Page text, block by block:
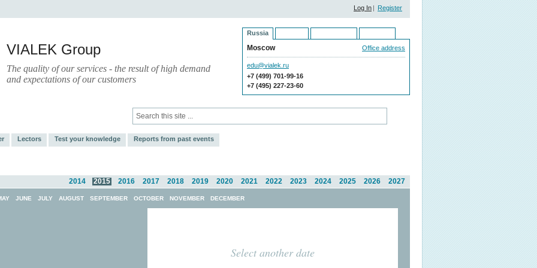
VIALEK Group
The quality of our services - the result of high demand
and expectations of our customers
Log In | Register
Russia
Moscow Office address
edu@vialek.ru
+7 (499) 701-99-16
+7 (495) 227-23-60
Lectors Test your knowledge Reports from past events
2027
2026
2025
2024
2023
2022
2021
2020
2019
2018
2017
2016
2015
2014
JUNE JULY AUGUST SEPTEMBER OCTOBER NOVEMBER DECEMBER
Select another date